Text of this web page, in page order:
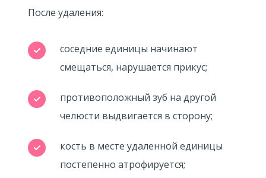
После удаления:
соседние единицы начинают
смещаться, нарушается прикус;
противоположный зуб на другой
челюсти выдвигается в сторону;
кость в месте удаленной единицы
постепенно атрофируется;